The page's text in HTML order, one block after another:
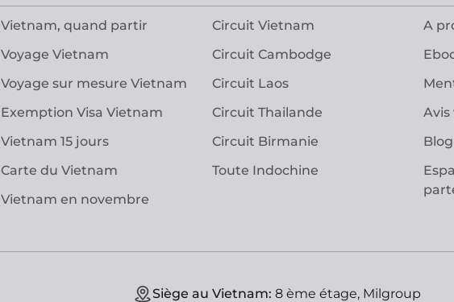
Vietnam, quand partir
Voyage Vietnam
Voyage sur mesure Vietnam
Exemption Visa Vietnam
Vietnam 15 jours
Carte du Vietnam
Vietnam en novembre
Circuit Vietnam
Circuit Cambodge
Circuit Laos
Circuit Thailande
Circuit Birmanie
Toute Indochine
A
Avis
Siège au Vietnam: 8 ème étage, Milgroup